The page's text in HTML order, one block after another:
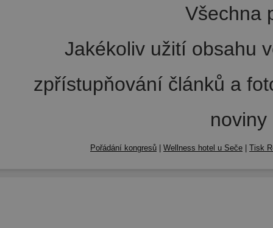
Všechna
Jakékoliv užití obsahu
zpřístupňování článků a
Pořádání kongresů | Wellness hotel u Seče | Tisk